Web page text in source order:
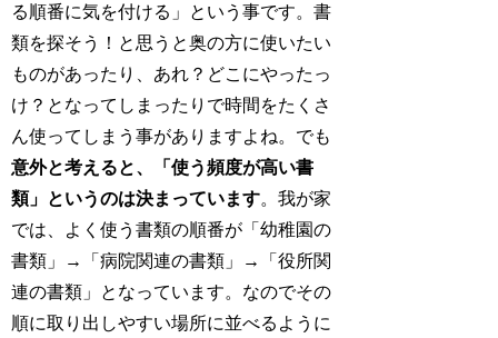
る順番に気を付ける」という事です。書
類を探そう！と思うと奥の方に使いたい
ものがあったり、あれ？どこにやったっ
け？となってしまったりで時間をたくさ
ん使ってしまう事がありますよね。でも
意外と考えると、「使う頻度が高い書
類」というのは決まっています。我が家
では、よく使う書類の順番が「幼稚園の
書類」→「病院関連の書類」→「役所関
連の書類」となっています。なのでその
順に取り出しやすい場所に並べるように